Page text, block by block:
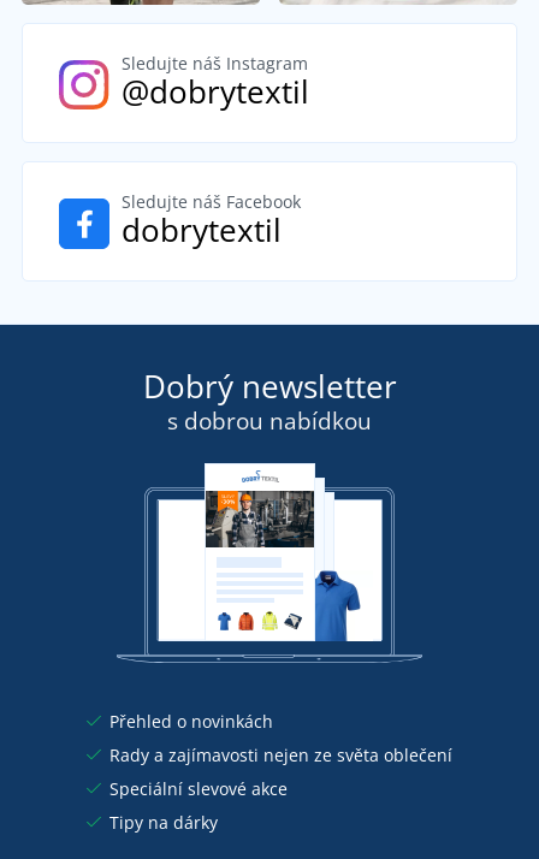
Sledujte náš Instagram
@dobrytextil
Sledujte náš Facebook
dobrytextil
Dobrý newsletter
s dobrou nabídkou
Přehled o novinkách
Rady a zajímavosti nejen ze světa oblečení
Speciální slevové akce
Tipy na dárky